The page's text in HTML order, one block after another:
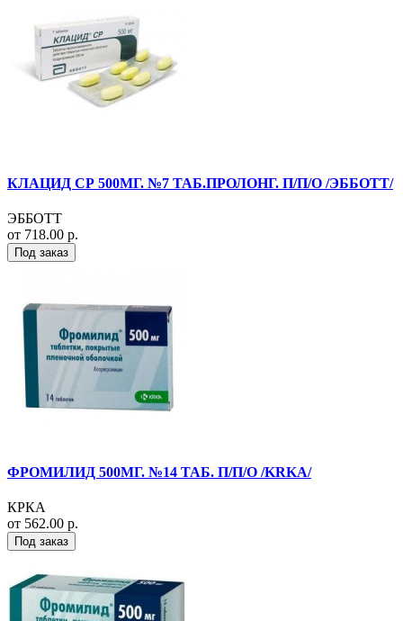
КЛАЦИД СР 500МГ. №7 ТАБ.ПРОЛОНГ. П/П/О /ЭББОТТ/
ЭББОТТ
от 718.00 р.
Под заказ
ФРОМИЛИД 500МГ. №14 ТАБ. П/П/О /KRKA/
КРКА
от 562.00 р.
Под заказ